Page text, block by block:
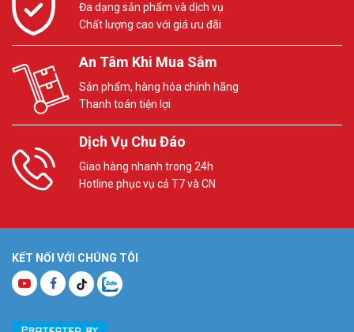
Đa dạng sản phẩm và dịch vụ
Chất lượng cao với giá ưu đãi
An Tâm Khi Mua Sắm
Sản phẩm, hàng hóa chính hãng
Thanh toán tiện lợi
Dịch Vụ Chu Đáo
Giao hàng nhanh trong 24h
Hotline phục vụ cả T7 và CN
KẾT NỐI VỚI CHÚNG TÔI